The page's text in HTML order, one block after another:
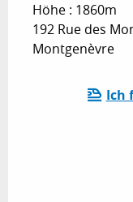
Höhe : 1860m
192 Rue des
Montgenèvre
Ich